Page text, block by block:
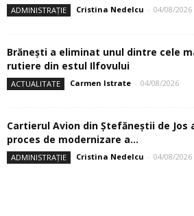
ADMINISTRAȚIE Cristina Nedelcu - 04/08/2026
Brănești a eliminat unul dintre cele
rutiere din estul Ilfovului
ACTUALITATE Carmen Istrate - 04/08/2026
Cartierul Avion din Ştefăneştii de
proces de modernizare a...
ADMINISTRAȚIE Cristina Nedelcu - 04/08/2026